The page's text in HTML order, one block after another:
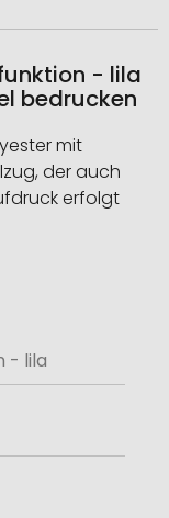
- lila
bedrucken
mit
der auch
erfolgt
- lila